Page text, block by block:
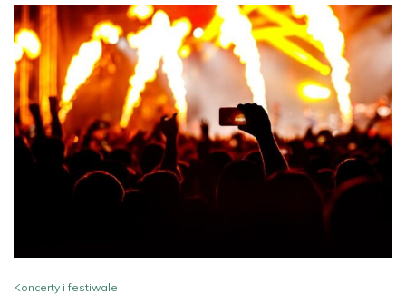
Koncerty i festiwale